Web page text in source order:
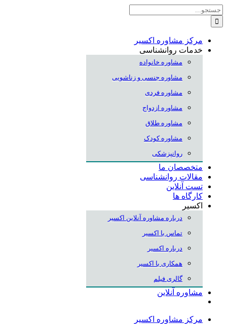
جستجو
برای:
مرکز مشاوره اکسیر
خدمات روانشناسی
مشاوره خانواده
مشاوره جنسی و زناشویی
مشاوره فردی
مشاوره ازدواج
مشاوره طلاق
مشاوره کودک
روانپزشکی
متخصصان ما
مقالات روانشناسی
تست آنلاین
کارگاه ها
اکسیر
درباره مشاوره آنلاین اکسیر
تماس با اکسیر
درباره اکسیر
همکاری با اکسیر
گالری فیلم
مشاوره آنلاین
مرکز مشاوره اکسیر